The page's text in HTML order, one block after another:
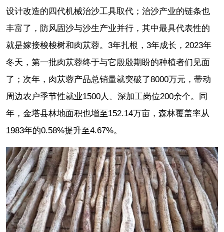
设计改造的四代机械治沙工具取代；治沙产业的链条也
丰富了，防风固沙与沙生产业并行，其中最具代表性的
就是嫁接梭梭树和肉苁蓉。3年扎根，3年成长，2023年
冬天，第一批肉苁蓉终于与它殷殷期盼的种植者们见面
了；次年，肉苁蓉产品总销量就突破了8000万元，带动
周边农户季节性就业1500人、深加工岗位200余个。同
年，金塔县林地面积也增至152.14万亩，森林覆盖率从
1983年的0.58%提升至4.67%。